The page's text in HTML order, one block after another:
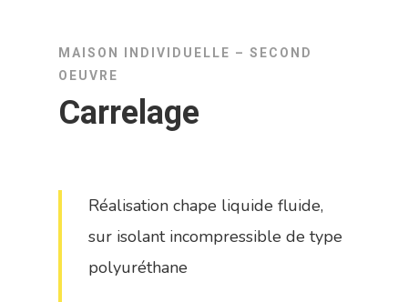
MAISON INDIVIDUELLE – SECOND
OEUVRE
Carrelage
Réalisation chape liquide fluide,
sur isolant incompressible de type
polyuréthane